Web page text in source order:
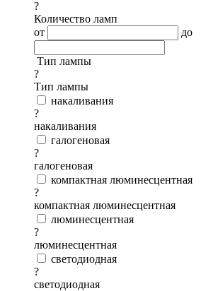
?
Количество ламп
от
до
Тип лампы
?
Тип лампы
накаливания
?
накаливания
галогеновая
?
галогеновая
компактная люминесцентная
?
компактная люминесцентная
люминесцентная
?
люминесцентная
светодиодная
?
светодиодная